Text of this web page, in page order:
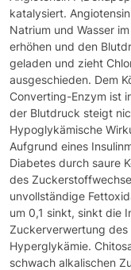
katalysiert.
Natrium und Wasser
erhöhen und den
geladen und zieht
ausgeschieden. Dem
Converting-Enzym ist
der Blutdruck steigt
Hypoglykämische
Aufgrund eines
Diabetes durch saure
des
unvollständige
um 0,1 sinkt, sinkt die
Zuckerverwertung
Hyperglykämie.
schwach alkalischen